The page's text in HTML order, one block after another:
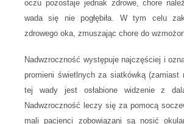
oczu pozostaje jednak zdrowe, chore
wada się nie pogłębiła. W tym celu
zdrowego oka, zmuszając chore do
Nadwzroczność występuje najczęściej i
promieni świetlnych za siatkówką (zamiast
tej wady jest osłabione widzenie z
Nadwzroczność leczy się za pomocą
mali pacjenci zobowiązani są nosić